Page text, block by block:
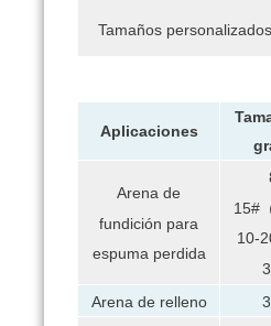
Tamaños
Aplicaciones
Arena de
fundición para
espuma perdida
15#
10-
Arena de relleno